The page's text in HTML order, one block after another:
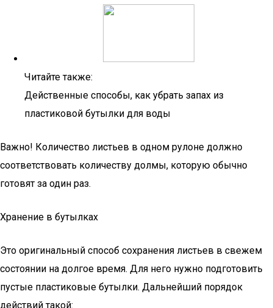
Читайте также:
Действенные способы, как убрать запах из
пластиковой бутылки для воды
Важно! Количество листьев в одном рулоне должно
соответствовать количеству долмы, которую обычно
готовят за один раз.
Хранение в бутылках
Это оригинальный способ сохранения листьев в свежем
состоянии на долгое время. Для него нужно подготовить
пустые пластиковые бутылки. Дальнейший порядок
действий такой: